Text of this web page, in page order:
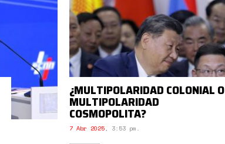
¿MULTIPOLARIDAD COLONIAL O
MULTIPOLARIDAD
COSMOPOLITA?
7 Abr 2025, 3:53 pm.